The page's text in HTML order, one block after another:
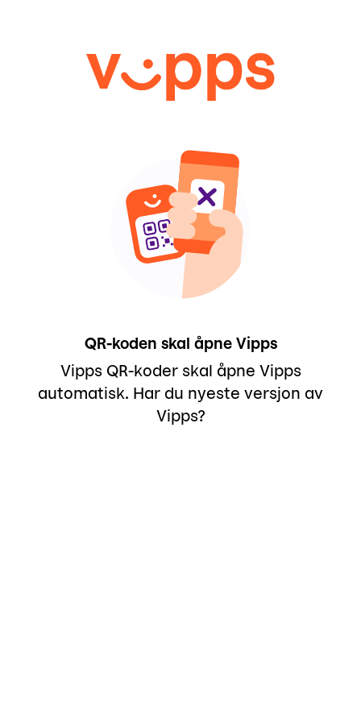
QR-koden skal åpne Vipps
Vipps QR-koder skal åpne Vipps
automatisk. Har du nyeste versjon av
Vipps?